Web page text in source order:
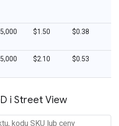
$1.50 $0.38
$2.10 $0.53
i Street View